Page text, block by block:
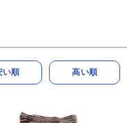
い順 高い順